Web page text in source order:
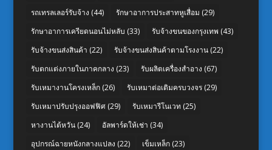
รถเทรลเลอร์รับจ้าง (44) รักษาอาการประสาทหูเสื่อม (29)
รักษาอาการเครียดนอนไม่หลับ (33) รับจ้างขนของกรุงเทพ (43)
รับจ้างขนส่งสินค้า (22) รับจ้างขนส่งสินค้าตามโรงงาน(22)
รับตกแต่งภายในภาคกลาง (23) รับผลิตเครื่องสำอาง (67)
รับเหมางานโครงเหล็ก(26) รับเหมาต่อเติมครบวงจร(29)
รับเหมาปรับปรุงออฟฟิศ(29) รับเหมารีโนเวท (25)
หางานไต้หวัน(24) อัลพาร์ดให้เช่า (34)
อุปกรณ์ฉายหนังกลางแปลง (22) เข็มเหล็ก(23)